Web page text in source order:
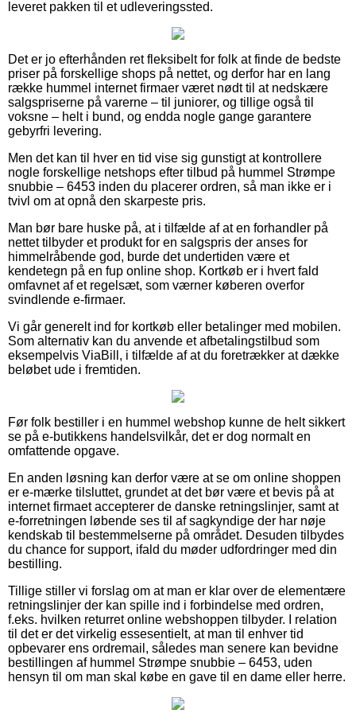
leveret pakken til et udleveringssted.
Det er jo efterhånden ret fleksibelt for folk at finde de bedste
priser på forskellige shops på nettet, og derfor har en lang
række hummel internet firmaer været nødt til at nedskære
salgspriserne på varerne – til juniorer, og tillige også til
voksne – helt i bund, og endda nogle gange garantere
gebyrfri levering.
Men det kan til hver en tid vise sig gunstigt at kontrollere
nogle forskellige netshops efter tilbud på hummel Strømpe
snubbie – 6453 inden du placerer ordren, så man ikke er i
tvivl om at opnå den skarpeste pris.
Man bør bare huske på, at i tilfælde af at en forhandler på
nettet tilbyder et produkt for en salgspris der anses for
himmelråbende god, burde det undertiden være et
kendetegn på en fup online shop. Kortkøb er i hvert fald
omfavnet af et regelsæt, som værner køberen overfor
svindlende e-firmaer.
Vi går generelt ind for kortkøb eller betalinger med mobilen.
Som alternativ kan du anvende et afbetalingstilbud som
eksempelvis ViaBill, i tilfælde af at du foretrækker at dække
beløbet ude i fremtiden.
Før folk bestiller i en hummel webshop kunne de helt sikkert
se på e-butikkens handelsvilkår, det er dog normalt en
omfattende opgave.
En anden løsning kan derfor være at se om online shoppen
er e-mærke tilsluttet, grundet at det bør være et bevis på at
internet firmaet accepterer de danske retningslinjer, samt at
e-forretningen løbende ses til af sagkyndige der har nøje
kendskab til bestemmelserne på området. Desuden tilbydes
du chance for support, ifald du møder udfordringer med din
bestilling.
Tillige stiller vi forslag om at man er klar over de elementære
retningslinjer der kan spille ind i forbindelse med ordren,
f.eks. hvilken returret online webshoppen tilbyder. I relation
til det er det virkelig essesentielt, at man til enhver tid
opbevarer ens ordremail, således man senere kan bevidne
bestillingen af hummel Strømpe snubbie – 6453, uden
hensyn til om man skal købe en gave til en dame eller herre.